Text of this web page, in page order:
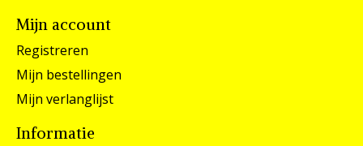
Mijn account
Registreren
Mijn bestellingen
Mijn verlanglijst
Informatie